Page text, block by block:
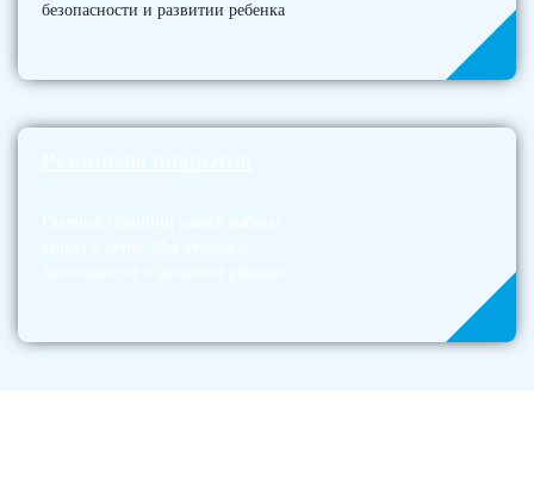
безопасности и развитии ребенка